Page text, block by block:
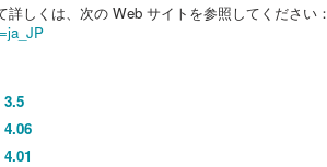
しくは、次の Web サイトを参照してください：
3.5
4.06